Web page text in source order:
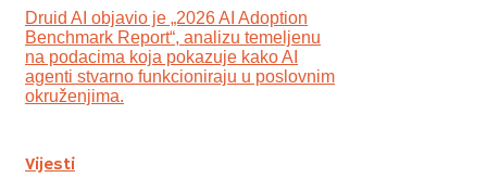
Druid AI objavio je „2026 AI Adoption
Benchmark Report“, analizu temeljenu
na podacima koja pokazuje kako AI
agenti stvarno funkcioniraju u poslovnim
okruženjima.
Vijesti